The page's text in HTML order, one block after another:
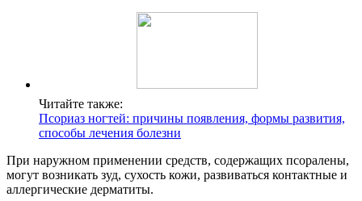
Читайте также:
Псориаз ногтей: причины появления, формы развития,
способы лечения болезни
При наружном применении средств, содержащих псоралены,
могут возникать зуд, сухость кожи, развиваться контактные и
аллергические дерматиты.